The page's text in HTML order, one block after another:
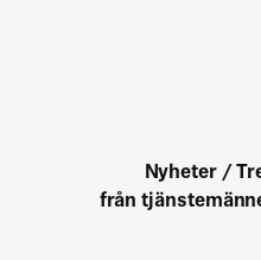
Nyheter /
från